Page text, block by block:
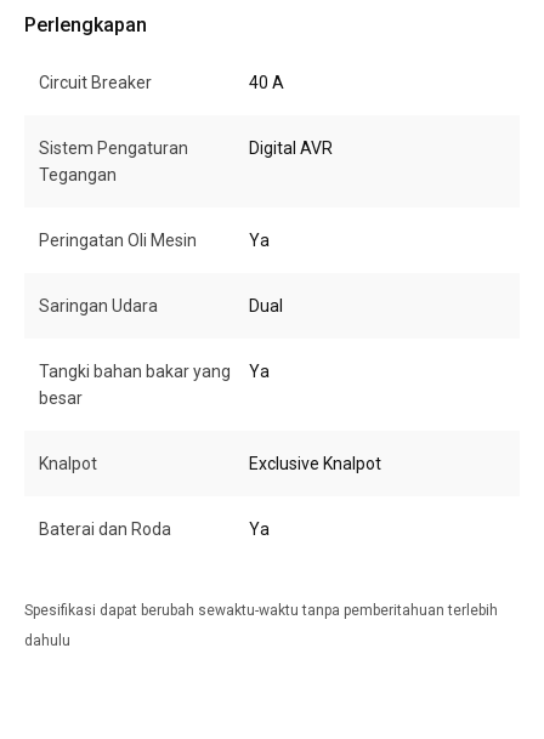
Perlengkapan
Circuit Breaker 40 A
Sistem Pengaturan
Tegangan
Digital AVR
Peringatan Oli Mesin Ya
Saringan Udara Dual
Tangki bahan bakar yang
besar
Ya
Knalpot Exclusive Knalpot
Baterai dan Roda Ya
Spesifikasi dapat berubah sewaktu-waktu tanpa pemberitahuan terlebih
dahulu